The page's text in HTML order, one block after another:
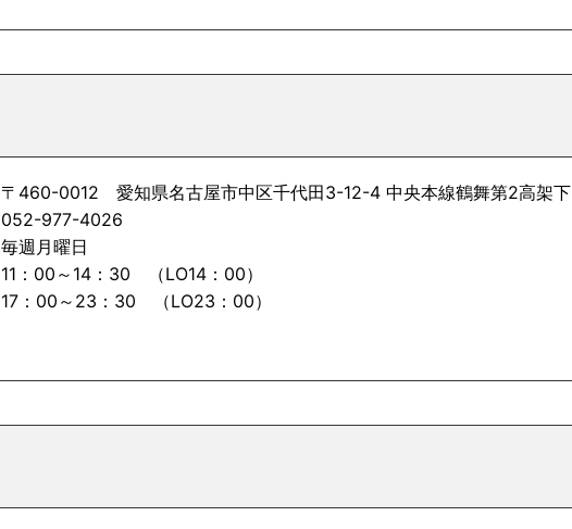
〒460-0012 愛知県名古屋市中区千代田3-12-4 中央本線鶴舞第2高架下
052-977-4026
毎週月曜日
11：00～14：30 （LO14：00）
17：00～23：30 （LO23：00）